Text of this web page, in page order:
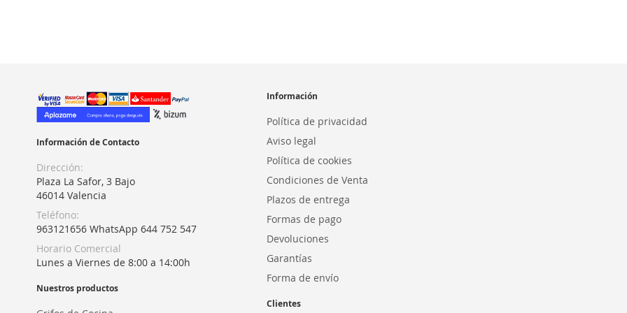
Información de Contacto
Dirección:
Plaza La Safor, 3 Bajo
46014 Valencia
Teléfono:
963121656 WhatsApp 644 752 547
Horario Comercial
Lunes a Viernes de 8:00 a 14:00h
Nuestros productos
Información
Política de privacidad
Aviso legal
Política de cookies
Condiciones de Venta
Plazos de entrega
Formas de pago
Devoluciones
Garantías
Forma de envío
Clientes